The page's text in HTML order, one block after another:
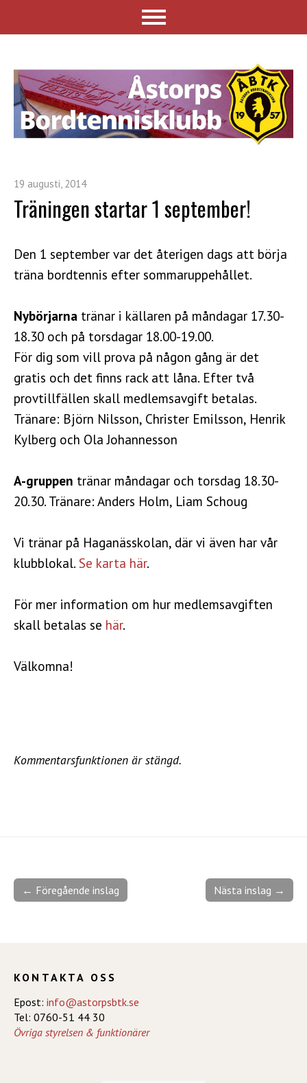
19 augusti, 2014
Träningen startar 1 september!
Den 1 september var det återigen dags att börja
träna bordtennis efter sommaruppehållet.
Nybörjarna tränar i källaren på måndagar 17.30-
18.30 och på torsdagar 18.00-19.00.
För dig som vill prova på någon gång är det
gratis och det finns rack att låna. Efter två
provtillfällen skall medlemsavgift betalas.
Tränare: Björn Nilsson, Christer Emilsson, Henrik
Kylberg och Ola Johannesson
A-gruppen tränar måndagar och torsdag 18.30-
20.30. Tränare: Anders Holm, Liam Schoug
Vi tränar på Haganässkolan, där vi även har vår
klubblokal. Se karta här.
För mer information om hur medlemsavgiften
skall betalas se här.
Välkomna!
Kommentarsfunktionen är stängd.
Nästa inslag →
← Föregående inslag
KONTAKTA OSS
Epost: info@astorpsbtk.se
Tel: 0760-51 44 30
Övriga styrelsen & funktionärer